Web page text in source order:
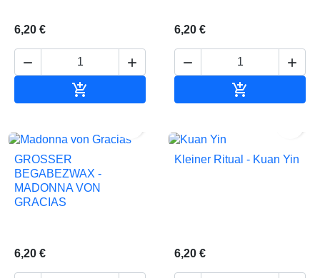
6,20 €
 

6,20 €
 

GROSSER
BEGABEZWAX -
MADONNA VON
GRACIAS
6,20 €
Kleiner Ritual - Kuan Yin
6,20 €